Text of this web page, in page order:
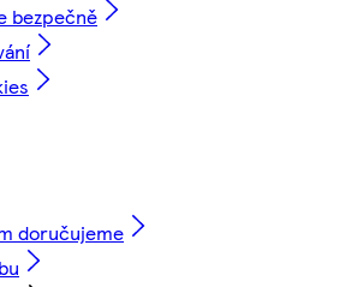
bezpečně
doručujeme